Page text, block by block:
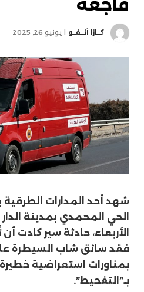
فاجعة
كــازا أنــفــو يونيو 26, 2025
شهد أحد المدارات
الحي المحمدي بمدينة
الأربعاء، حادثة سير كادت
فقد سائق شاب السيطرة
بمناورات استعراضية
بـ”التفحيط”.